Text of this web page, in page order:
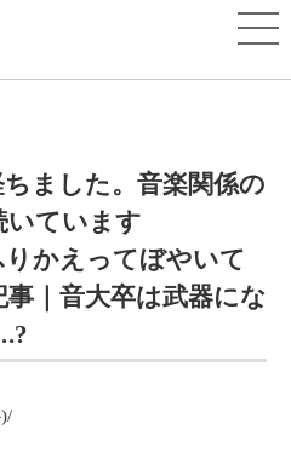
ました。音楽関係の
いています
かえってぼやいて
｜音大卒は武器にな